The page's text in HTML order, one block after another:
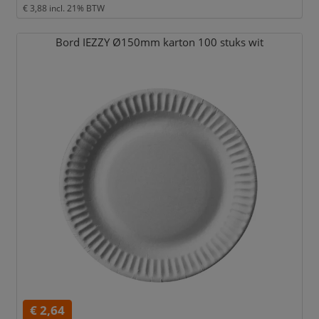
€ 3,88 incl. 21% BTW
Bord IEZZY Ø150mm karton 100 stuks wit
€ 2,64